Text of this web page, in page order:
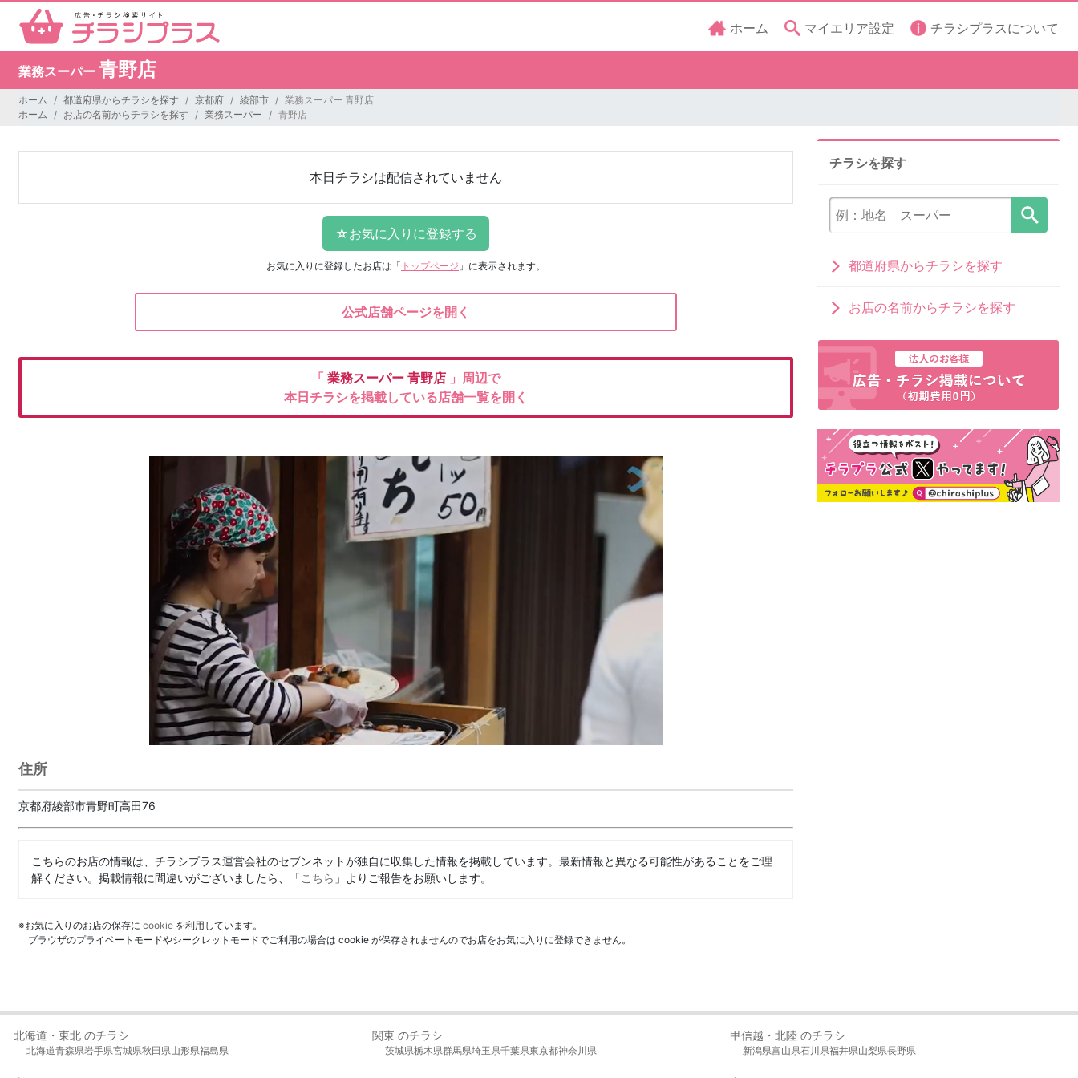
ホーム マイエリア設定 チラシプラスについて
業務スーパー 青野店
ホーム 都道府県からチラシを探す 京都府 綾部市
業務スーパー 青野店
ホーム
お店の名前からチラシを探す 業務スーパー 青野店
本日チラシは配信されていません
お気に入りに登録したお店は 「 トップページ 」に表示されます。
公式店舗ページを開く
「 業務スーパー 青野店 」周辺で
本日チラシを掲載している店舗一覧を開く
住所
京都府綾部市青野町高田76
こちらのお店の情報は、チラシプラス運営会社のセブンネットが独自に収集した情報を掲載しています。最新情報と異なる可能性があることをご理
解ください。掲載情報に間違いがございましたら、「こちら 」よりご報告をお願いします。
※お気に入りのお店の保存に cookie を利用しています。
ブラウザのプライベートモードやシークレットモードでご利用の場合は cookie が保存されませんのでお店をお気に入りに登録できません。
チラシを探す
都道府県からチラシを探す
お店の名前からチラシを探す
北海道・東北 のチラシ
北海道青森県岩手県宮城県秋田県山形県福島県
関東 のチラシ
茨城県栃木県群馬県埼玉県千葉県東京都神奈川県
甲信越・北陸 のチラシ
新潟県富山県石川県福井県山梨県長野県